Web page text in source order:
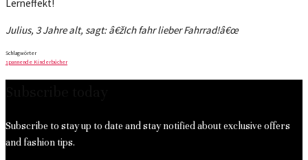
Lerneffekt!
Julius, 3 Jahre alt, sagt: â€žIch fahr lieber Fahrrad!â€œ
Schlagwörter
spannende Kinderbücher
Subscribe to stay up to date and stay notified about exclusive offers
and fashion tips.